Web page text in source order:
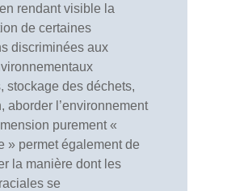
rendant visible la
de certaines
discriminées aux
stockage des déchets,
aborder l’environnement
purement «
» permet également de
la manière dont les
se